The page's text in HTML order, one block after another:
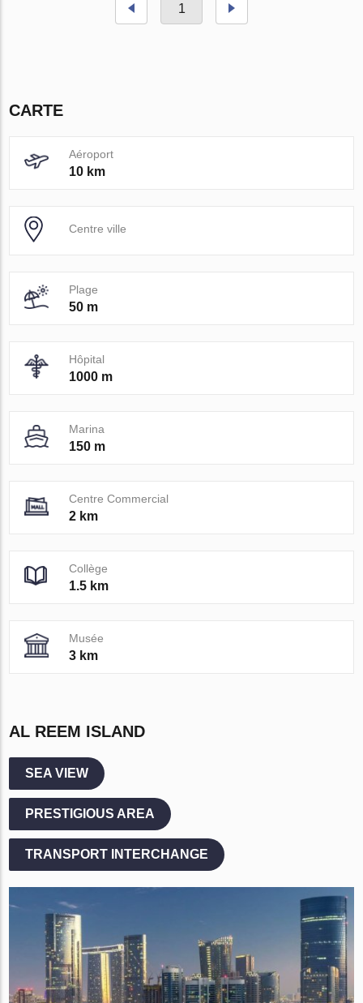
1
CARTE
Aéroport
10 km
Centre ville
Plage
50 m
Hôpital
1000 m
Marina
150 m
Centre Commercial
2 km
Collège
1.5 km
Musée
3 km
AL REEM ISLAND
SEA VIEW
PRESTIGIOUS AREA
TRANSPORT INTERCHANGE